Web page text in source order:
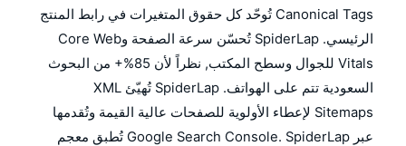
Canonical Tags تُوحّد كل حقوق المتغيرات في رابط المنتج
الرئيسي. SpiderLap تُحسّن سرعة الصفحة وCore Web
Vitals للجوال وسطح المكتب, نظراً لأن 85%+ من البحوث
السعودية تتم على الهواتف. SpiderLap تُهيّئ XML
Sitemaps لإعطاء الأولوية للصفحات عالية القيمة وتُقدمها
عبر Google Search Console. SpiderLap تُطبق معجم